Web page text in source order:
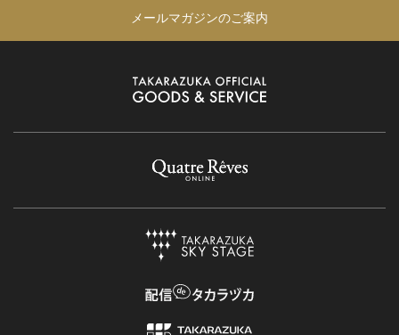
メールマガジンのご案内